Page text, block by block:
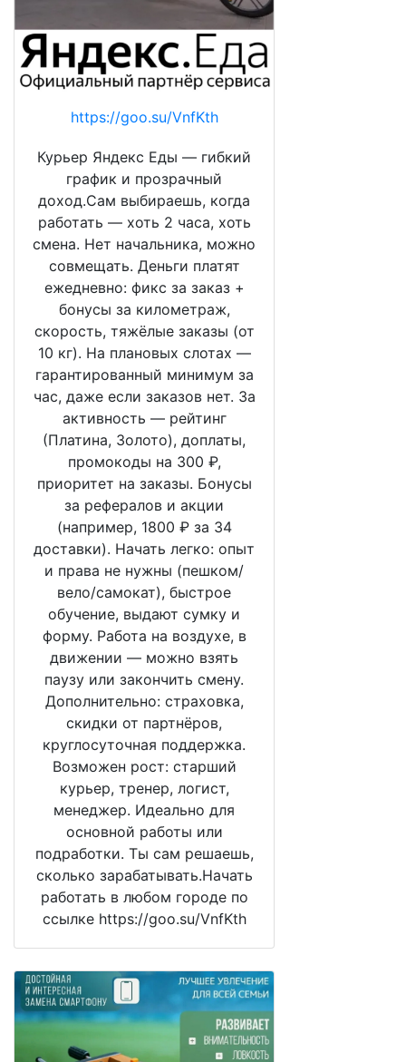
https://goo.su/VnfKth
Курьер Яндекс Еды — гибкий
график и прозрачный
доход.Сам выбираешь, когда
работать — хоть 2 часа, хоть
смена. Нет начальника, можно
совмещать. Деньги платят
ежедневно: фикс за заказ +
бонусы за километраж,
скорость, тяжёлые заказы (от
10 кг). На плановых слотах —
гарантированный минимум за
час, даже если заказов нет. За
активность — рейтинг
(Платина, Золото), доплаты,
промокоды на 300 ₽,
приоритет на заказы. Бонусы
за рефералов и акции
(например, 1800 ₽ за 34
доставки). Начать легко: опыт
и права не нужны (пешком/
вело/самокат), быстрое
обучение, выдают сумку и
форму. Работа на воздухе, в
движении — можно взять
паузу или закончить смену.
Дополнительно: страховка,
скидки от партнёров,
круглосуточная поддержка.
Возможен рост: старший
курьер, тренер, логист,
менеджер. Идеально для
основной работы или
подработки. Ты сам решаешь,
сколько зарабатывать.Начать
работать в любом городе по
ссылке https://goo.su/VnfKth